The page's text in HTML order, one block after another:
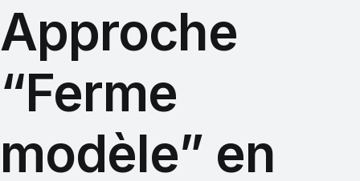
Approche
“Ferme
modèle” en